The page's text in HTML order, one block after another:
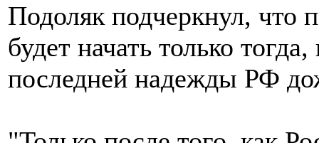
Подоляк подчеркнул, что
будет начать только
последней надежды РФ